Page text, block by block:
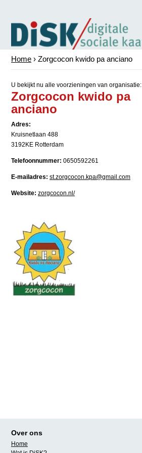
Home › Zorgcocon kwido pa anciano
U bekijkt nu alle voorzieningen van organisatie:
Zorgcocon kwido pa
anciano
Adres:
Kruisnetlaan 488
3192KE Rotterdam
Telefoonnummer: 0650592261
E-mailadres: st.zorgcocon.kpa@gmail.com
Website: zorgcocon.nl/
Over ons
Home